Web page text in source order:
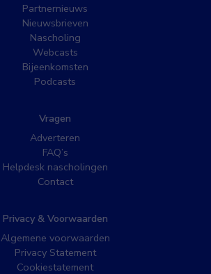
Partnernieuws
Nieuwsbrieven
Nascholing
Webcasts
Bijeenkomsten
Podcasts
Vragen
Adverteren
FAQ’s
Helpdesk nascholingen
Contact
Privacy & Voorwaarden
Algemene voorwaarden
Privacy Statement
Cookiestatement